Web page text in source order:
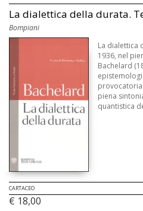
La dialettica della durata.
Bompiani
La dialettica
1936, nel
Bachelard
piena
quantistica
CARTACEO
€ 18,00